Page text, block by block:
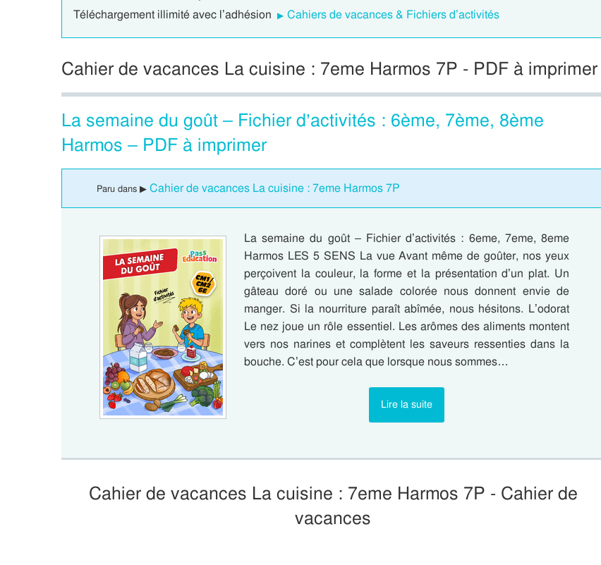
Téléchargement illimité avec l’adhésion
Cahiers de vacances & Fichiers d’activités
Cahier de vacances La cuisine : 7eme Harmos 7P - PDF à imprimer
La semaine du goût – Fichier d’activités : 6ème, 7ème, 8ème
Harmos – PDF à imprimer
Paru dans ▶ Cahier de vacances La cuisine : 7eme Harmos 7P
La semaine du goût – Fichier d’activités : 6eme, 7eme, 8eme
Harmos LES 5 SENS La vue Avant même de goûter, nos yeux
perçoivent la couleur, la forme et la présentation d’un plat. Un
gâteau doré ou une salade colorée nous donnent envie de
manger. Si la nourriture paraît abîmée, nous hésitons. L’odorat
Le nez joue un rôle essentiel. Les arômes des aliments montent
vers nos narines et complètent les saveurs ressenties dans la
bouche. C’est pour cela que lorsque nous sommes…
Lire la suite
Cahier de vacances La cuisine : 7eme Harmos 7P - Cahier de
vacances